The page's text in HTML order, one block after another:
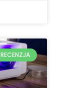
RECENZJA